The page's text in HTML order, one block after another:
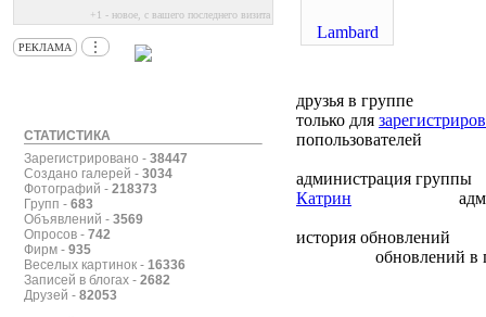
+1 - новое, с вашего последнего визита
РЕКЛАМА ⋮
СТАТИСТИКА
Зарегистрировано - 38447
Создано галерей - 3034
Фотографий - 218373
Групп - 683
Объявлений - 3569
Опросов - 742
Фирм - 935
Веселых картинок - 16336
Записей в блогах - 2682
Друзей - 82053
Lambard
друзья в группе
только для
попользователей
администрация группы
Катрин
история обновлений
обновлений в